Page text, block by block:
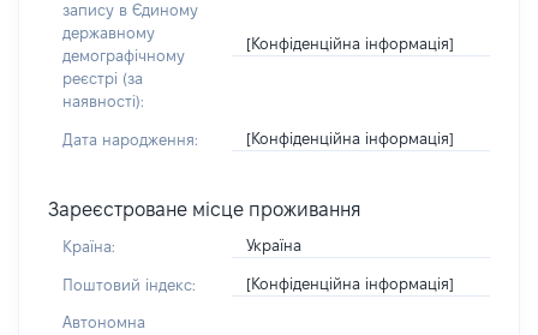
запису в Єдиному
державному
демографічному
реєстрі (за
наявності):
[Конфіденційна інформація]
Дата народження: [Конфіденційна інформація]
Зареєстроване місце проживання
Країна: Україна
Поштовий індекс: [Конфіденційна інформація]
Автономна